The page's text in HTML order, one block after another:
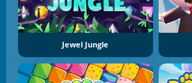
Jewel Jungle